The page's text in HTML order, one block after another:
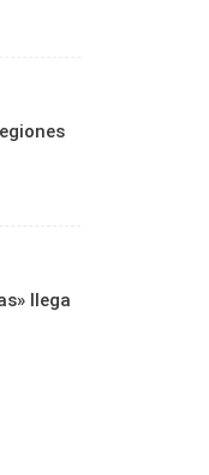
llega